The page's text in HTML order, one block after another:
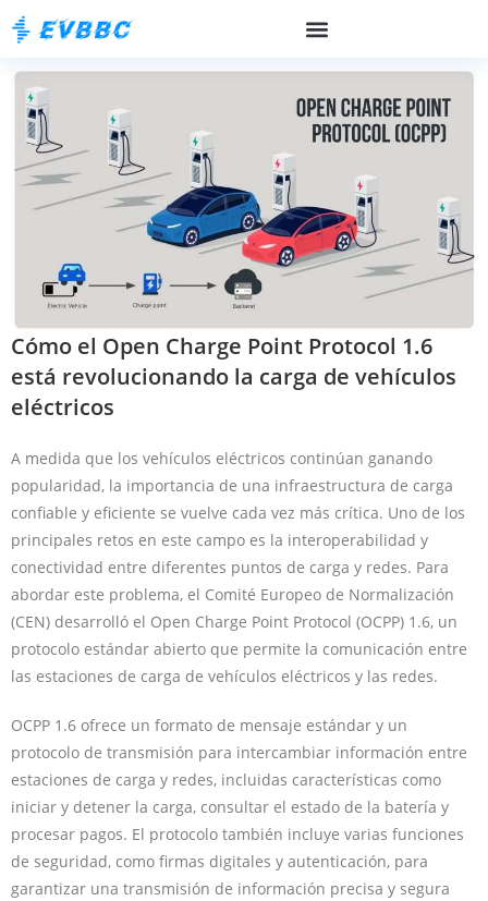
Cómo el Open Charge Point Protocol 1.6
está revolucionando la carga de vehículos
eléctricos
A medida que los vehículos eléctricos continúan ganando
popularidad, la importancia de una infraestructura de carga
confiable y eficiente se vuelve cada vez más crítica. Uno de los
principales retos en este campo es la interoperabilidad y
conectividad entre diferentes puntos de carga y redes. Para
abordar este problema, el Comité Europeo de Normalización
(CEN) desarrolló el Open Charge Point Protocol (OCPP) 1.6, un
protocolo estándar abierto que permite la comunicación entre
las estaciones de carga de vehículos eléctricos y las redes.
OCPP 1.6 ofrece un formato de mensaje estándar y un
protocolo de transmisión para intercambiar información entre
estaciones de carga y redes, incluidas características como
iniciar y detener la carga, consultar el estado de la batería y
procesar pagos. El protocolo también incluye varias funciones
de seguridad, como firmas digitales y autenticación, para
garantizar una transmisión de información precisa y segura